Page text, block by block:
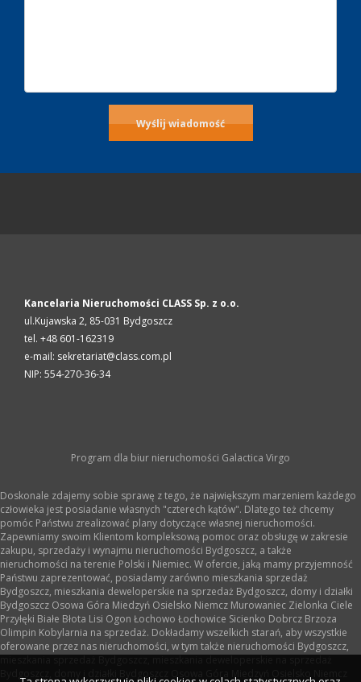
Kancelaria Nieruchomości CLASS Sp. z o.o.
ul.Kujawska 2, 85-031 Bydgoszcz
tel. +48 601-162319
e-mail: sekretariat@class.com.pl
NIP: 554-270-36-34
Program dla biur nieruchomości Galactica Virgo
Doskonale zdajemy sobie sprawę z tego, że największym marzeniem każdego
człowieka jest posiadanie własnych "czterech kątów". Dlatego też chcemy
pomóc Państwu zrealizować plany dotyczące własnej nieruchomości.
Zapewniamy swoim Klientom kompleksową pomoc oraz obsługę w zakresie
zakupu, sprzedaży i wynajmu nieruchomości Bydgoszcz, a także
nieruchomości na terenie Polski i Niemiec. W ofercie, jaką mamy przyjemność
Państwu zaprezentować, posiadamy zarówno mieszkania sprzedaż
Bydgoszcz, mieszkania deweloperskie na sprzedaż Bydgoszcz, domy i działki
Bydgoszcz Osowa Góra Miedzyń Osielsko Niemcz Murowaniec Zielonka Ciele
Przyłęki Białe Błota Lisi Ogon Łochowo Łochowice Sicienko Dobrcz Brzoza
Olimpin Kobylarnia na sprzedaż. Dokładamy wszelkich starań, aby wszystkie
oferowane przez nas nieruchomości, w tym także nieruchomości Bydgoszcz,
Bydgoszcz, domy i działki Bydgoszcz Osowa Góra Miedzyń Osielsko Niemcz